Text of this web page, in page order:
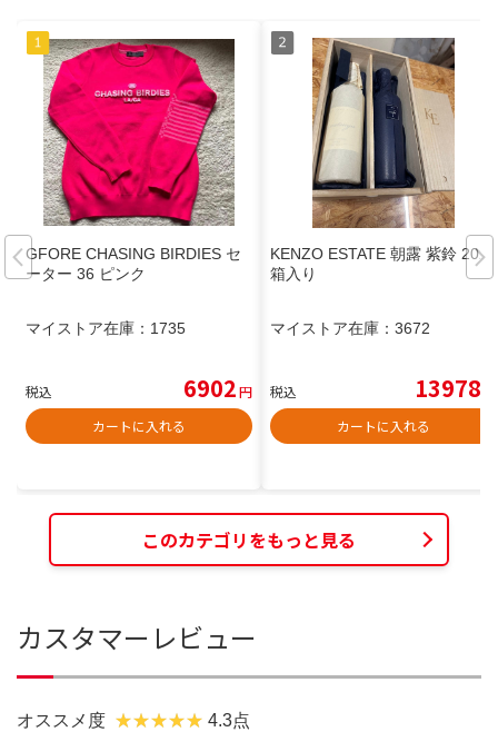
GFORE CHASING BIRDIES セ
ーター 36 ピンク
マイストア在庫： 1735
税込 6902円
カートに入れる
KENZO ESTATE 朝露 紫鈴 2020
箱入り
マイストア在庫： 3672
税込 13978
カートに入れる
このカテゴリをもっと見る
カスタマーレビュー
オススメ度 4.3点